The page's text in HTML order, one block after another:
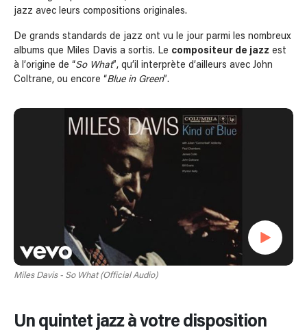
jazz avec leurs compositions originales.
De grands standards de jazz ont vu le jour parmi les nombreux
albums que Miles Davis a sortis. Le compositeur de jazz est
à l’origine de “So What”, qu’il interprète d’ailleurs avec John
Coltrane, ou encore “Blue in Green”.
Miles Davis - So What (Official Audio)
Un quintet jazz à votre disposition